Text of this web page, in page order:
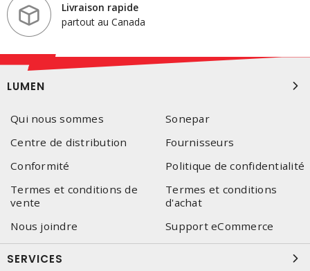
Livraison rapide
partout au Canada
LUMEN
Qui nous sommes
Sonepar
Centre de distribution
Fournisseurs
Conformité
Politique de confidentialité
Termes et conditions de
vente
Termes et conditions
d'achat
Nous joindre
Support eCommerce
SERVICES